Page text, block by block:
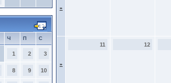
Ч П С
1 2 3
8 9 10
»
»
11 12